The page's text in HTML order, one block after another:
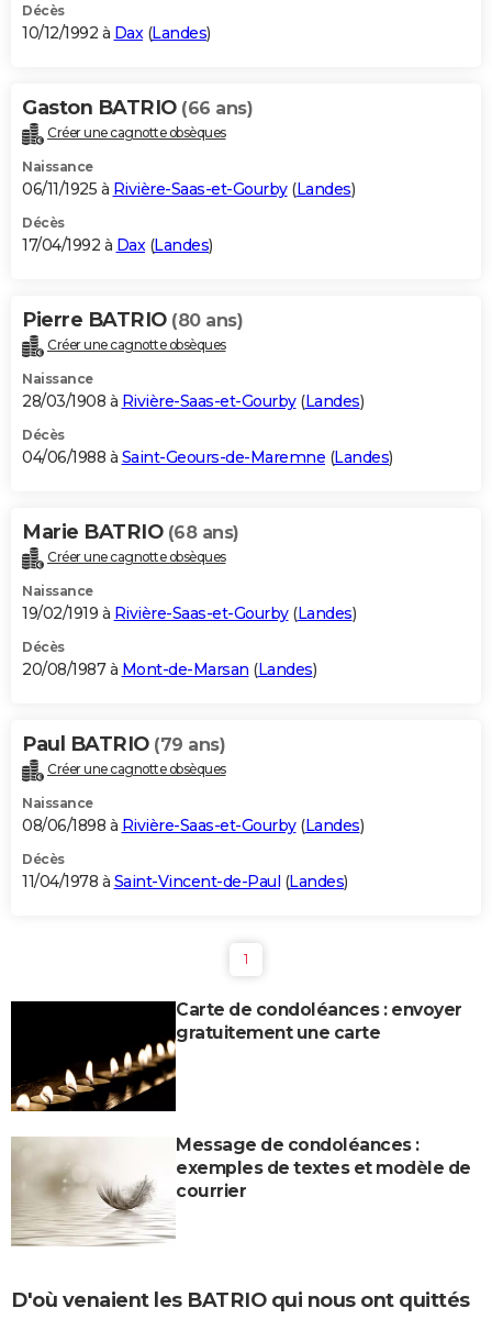
Décès
10/12/1992 à Dax(Landes)
Gaston BATRIO (66 ans)
Créer une cagnotte obsèques
Naissance
06/11/1925 à Rivière-Saas-et-Gourby(Landes)
Décès
17/04/1992 à Dax(Landes)
Pierre BATRIO (80 ans)
Créer une cagnotte obsèques
Naissance
28/03/1908 à Rivière-Saas-et-Gourby(Landes)
Décès
04/06/1988 à Saint-Geours-de-Maremne (Landes)
Marie BATRIO (68 ans)
Créer une cagnotte obsèques
Naissance
19/02/1919 à Rivière-Saas-et-Gourby(Landes)
Décès
20/08/1987 à Mont-de-Marsan (Landes)
Paul BATRIO (79 ans)
Créer une cagnotte obsèques
Naissance
08/06/1898 à Rivière-Saas-et-Gourby(Landes)
Décès
11/04/1978 à Saint-Vincent-de-Paul (Landes)
1
Carte de condoléances : envoyer
gratuitement une carte
Message de condoléances :
exemples de textes et modèle de
courrier
D'où venaient les BATRIO qui nous ont quittés